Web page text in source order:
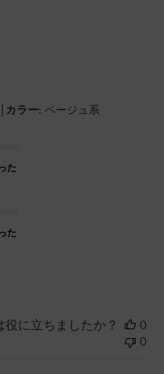
| カラー: ベージュ系
た
た
役に立ちましたか？
0
0